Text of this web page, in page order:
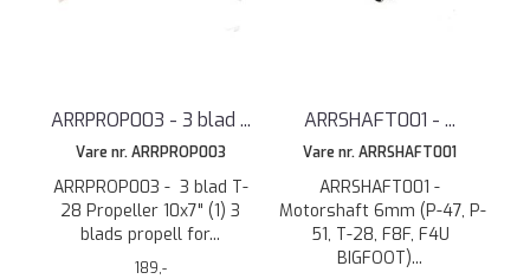
ARRPROP003 - 3 blad ...
Vare nr. ARRPROP003
ARRPROP003 - 3 blad T-
28 Propeller 10x7" (1) 3
blads propell for...
189,-
ARRSHAFT001 - ...
Vare nr. ARRSHAFT001
ARRSHAFT001 -
Motorshaft 6mm (P-47, P-
51, T-28, F8F, F4U
BIGFOOT)...